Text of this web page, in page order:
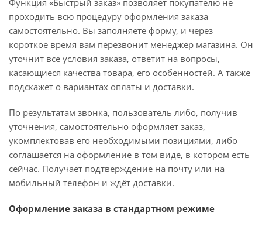
Функция «Быстрый заказ» позволяет покупателю не
проходить всю процедуру оформления заказа
самостоятельно. Вы заполняете форму, и через
короткое время вам перезвонит менеджер магазина. Он
уточнит все условия заказа, ответит на вопросы,
касающиеся качества товара, его особенностей. А также
подскажет о вариантах оплаты и доставки.
По результатам звонка, пользователь либо, получив
уточнения, самостоятельно оформляет заказ,
укомплектовав его необходимыми позициями, либо
соглашается на оформление в том виде, в котором есть
сейчас. Получает подтверждение на почту или на
мобильный телефон и ждёт доставки.
Оформление заказа в стандартном режиме